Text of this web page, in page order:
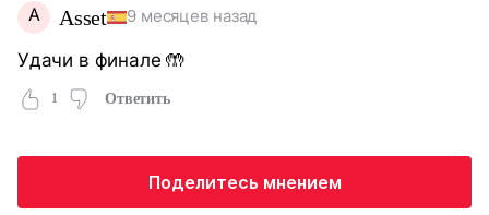
A Asset 9 месяцев назад
Удачи в финале 🤲
1 Ответить
Поделитесь мнением